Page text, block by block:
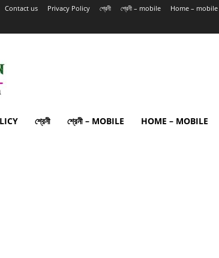
Contact us Privacy Policy শ্রেনী শ্রেনী – mobile Home – mobile
শ্রেনী শ্রেনী – MOBILE HOME – MOBILE